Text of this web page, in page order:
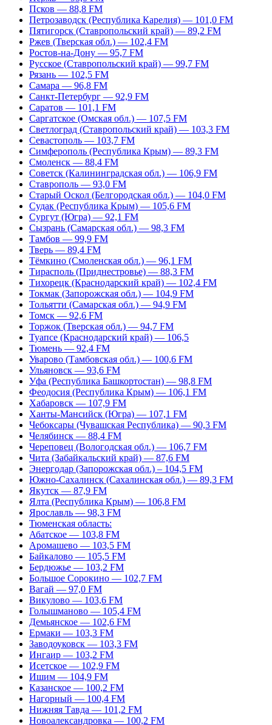
Псков — 88,8 FM
Петрозаводск (Республика Карелия) — 101,0 FM
Пятигорск (Ставропольский край) — 89,2 FM
Ржев (Тверская обл.) — 102,4 FM
Ростов-на-Дону — 95,7 FM
Русское (Ставропольский край) — 99,7 FM
Рязань — 102,5 FM
Самара — 96,8 FM
Санкт-Петербург — 92,9 FM
Саратов — 101,1 FM
Саргатское (Омская обл.) — 107,5 FM
Светлоград (Ставропольский край) — 103,3 FM
Севастополь — 103,7 FM
Симферополь (Республика Крым) — 89,3 FM
Смоленск — 88,4 FM
Советск (Калининградская обл.) — 106,9 FM
Ставрополь — 93,0 FM
Старый Оскол (Белгородская обл.) — 104,0 FM
Судак (Республика Крым) — 105,6 FM
Сургут (Югра) — 92,1 FM
Сызрань (Самарская обл.) — 98,3 FM
Тамбов — 99,9 FM
Тверь — 89,4 FM
Тёмкино (Смоленская обл.) — 96,1 FM
Тирасполь (Приднестровье) — 88,3 FM
Тихорецк (Краснодарский край) — 102,4 FM
Токмак (Запорожская обл.) — 104,9 FM
Тольятти (Самарская обл.) — 94,9 FM
Томск — 92,6 FM
Торжок (Тверская обл.) — 94,7 FM
Туапсе (Краснодарский край) — 106,5
Тюмень — 92,4 FM
Уварово (Тамбовская обл.) — 100,6 FM
Ульяновск — 93,6 FM
Уфа (Республика Башкортостан) — 98,8 FM
Феодосия (Республика Крым) — 106,1 FM
Хабаровск — 107,9 FM
Ханты-Мансийск (Югра) — 107,1 FM
Чебоксары (Чувашская Республика) — 90,3 FM
Челябинск — 88,4 FM
Череповец (Вологодская обл.) — 106,7 FM
Чита (Забайкальский край) — 87,6 FM
Энергодар (Запорожская обл.) – 104,5 FM
Южно-Сахалинск (Сахалинская обл.) — 89,3 FM
Якутск — 87,9 FM
Ялта (Республика Крым) — 106,8 FM
Ярославль — 98,3 FM
Тюменская область:
Абатское — 103,8 FM
Аромашево — 103,5 FM
Байкалово — 105,5 FM
Бердюжье — 103,2 FM
Большое Сорокино — 102,7 FM
Вагай — 97,0 FM
Викулово — 103,6 FM
Голышманово — 105,4 FM
Демьянское — 102,6 FM
Ермаки — 103,3 FM
Заводоуковск — 103,3 FM
Ингаир — 103,2 FM
Исетское — 102,9 FM
Ишим — 104,9 FM
Казанское — 100,2 FM
Нагорный — 100,4 FM
Нижняя Тавда — 101,2 FM
Новоалександровка — 100,2 FM